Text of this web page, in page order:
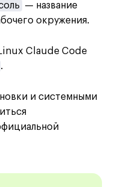
— название
окружения.
Claude Code
.
и системными